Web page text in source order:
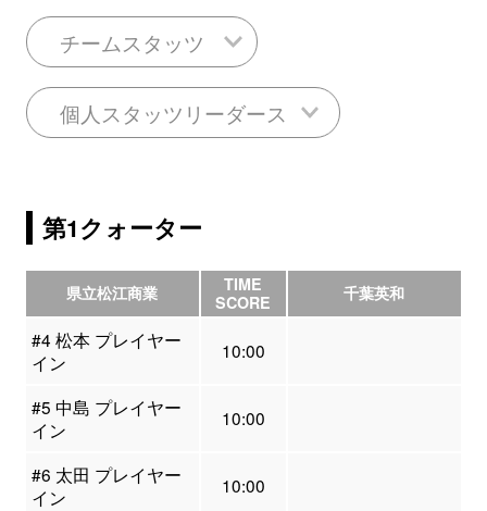
チームスタッツ
個人スタッツリーダース
第1クォーター
県立松江商業
TIME
SCORE
千葉英和
#4 松本 プレイヤー
イン
10:00
#5 中島 プレイヤー
イン
10:00
#6 太田 プレイヤー
イン
10:00